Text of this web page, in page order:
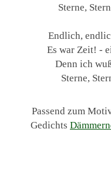
Sterne,
Endlich,
Es war Zeit! -
Denn ich
Sterne,
Passend zum
Gedichts